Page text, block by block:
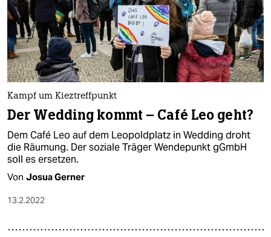
Kampf um Kieztreffpunkt
Der Wedding kommt – Café Leo geht?
Dem Café Leo auf dem Leopoldplatz in Wedding droht
die Räumung. Der soziale Träger Wendepunkt gGmbH
soll es ersetzen.
Von Josua Gerner
13.2.2022